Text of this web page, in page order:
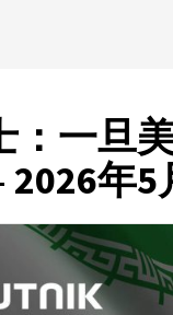
：一旦
2026年